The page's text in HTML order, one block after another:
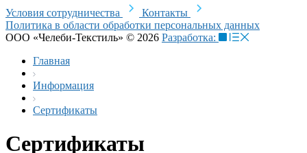
Условия сотрудничества
Контакты
Политика в области обработки персональных данных
ООО «Челеби-Текстиль» © 2026 Разработка:
Главная
Информация
Сертификаты
Сертификаты